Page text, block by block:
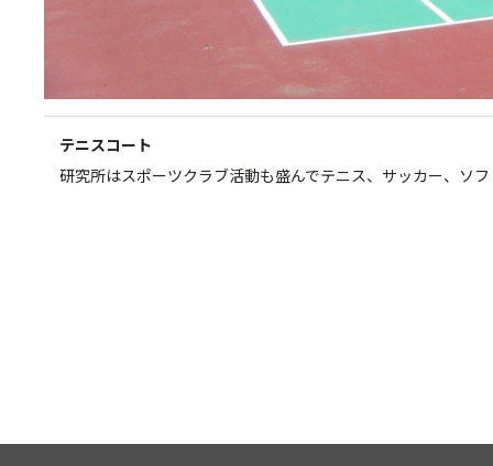
テニスコート
研究所はスポーツクラブ活動も盛んでテニス、サッカー、ソ